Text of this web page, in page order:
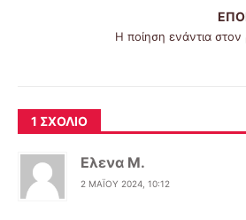
Η ποίηση ενάντια στον
1 ΣΧΌΛΙΟ
Ελενα Μ.
2 ΜΑΪ́ΟΥ 2024, 10:12